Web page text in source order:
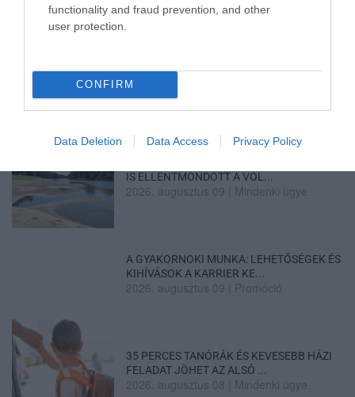
functionality and fraud prevention, and other
user protection.
CONFIRM
Data Deletion Data Access Privacy Policy
IS ELLENTMONDOTT A VOL...
2026. augusztus 09 Mindenki ügye
A GYAKORNOKI MUNKA: LEHETŐSÉGEK ÉS
KIHÍVÁSOK A KARRIER KE...
2026. augusztus 09 Promóció
35 PERCES TANÓRÁK ÉS KEVESEBB HÁZI
FELADAT JÖHET AZ ALSÓ ...
2026. augusztus 08 Mindenki ügye